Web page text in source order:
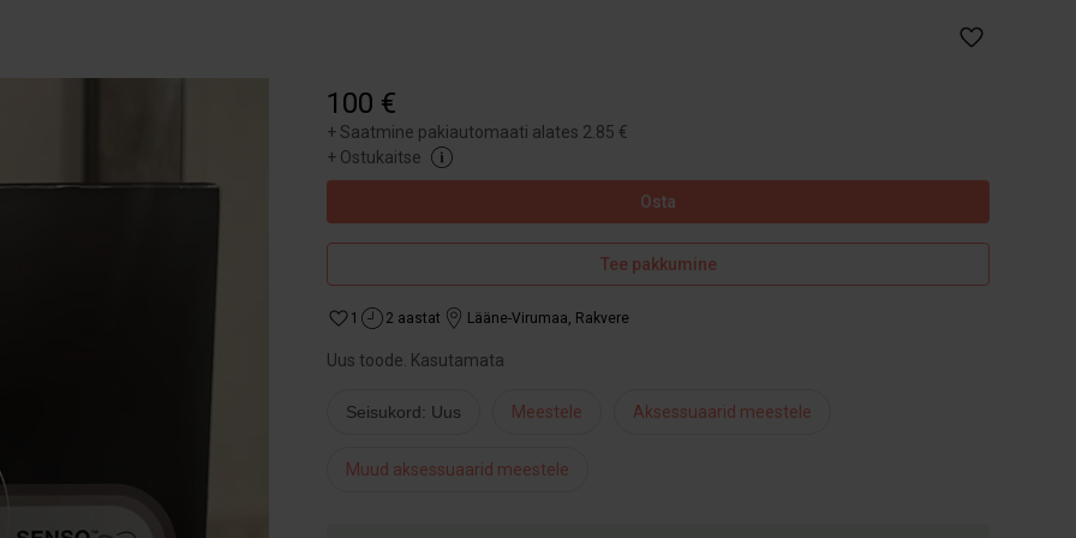
100 €
+Saatmine pakiautomaati alates 2.85 €
+ Ostukaitse
Osta
Tee pakkumine
1 2 aastat Lääne-Virumaa, Rakvere
Uus toode. Kasutamata
Seisukord: Uus Meestele Aksessuaarid meestele
Muud aksessuaarid meestele